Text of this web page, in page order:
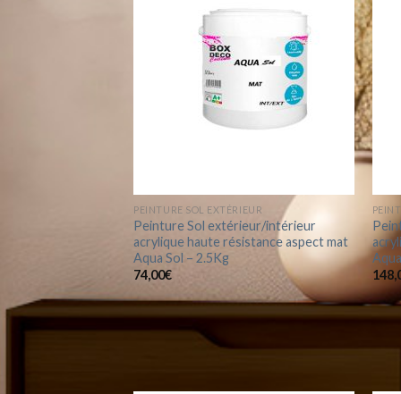
wishlist
PEINTURE SOL EXTÉRIEUR
Peinture Sol extérieur/intérieur
acrylique haute résistance aspect mat
Aqua Sol – 2.5Kg
74,00€